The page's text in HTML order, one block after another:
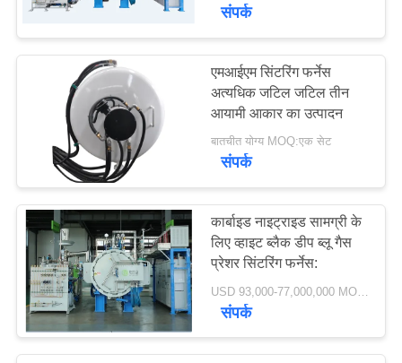
गुणवत्ता
नियंत्रण
करें
उद्धरण
मांगें
साइटमैप
वैक्यूम सिंटरिंग फर्नेस
एमआईएम सिंटरिंग फर्नेस
संपर्क
एमआईएम सिंटरिंग फर्नेस
अत्यधिक जटिल जटिल तीन
आयामी आकार का उत्पादन
बातचीत योग्य MOQ:एक सेट
संपर्क
कार्बाइड नाइट्राइड सामग्री के
लिए व्हाइट ब्लैक डीप ब्लू गैस
प्रेशर सिंटरिंग फर्नेस:
संपर्क